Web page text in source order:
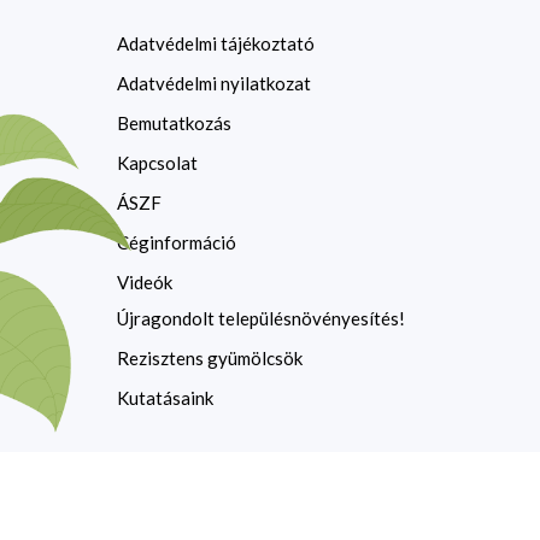
Adatvédelmi tájékoztató
Adatvédelmi nyilatkozat
Bemutatkozás
Kapcsolat
ÁSZF
Céginformáció
Videók
Újragondolt településnövényesítés!
Rezisztens gyümölcsök
Kutatásaink